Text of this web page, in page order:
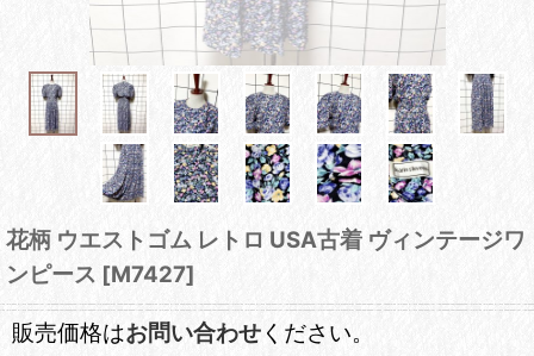
花柄 ウエストゴム レトロ USA古着 ヴィンテージワ
ンピース [M7427]
販売価格はお問い合わせ ください。